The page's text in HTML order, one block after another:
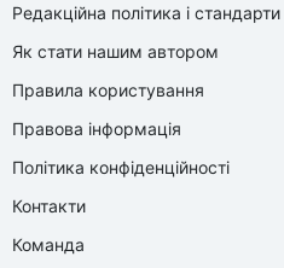
Редакційна політика і стандарти
Як стати нашим автором
Правила користування
Правова інформація
Політика конфіденційності
Контакти
Команда